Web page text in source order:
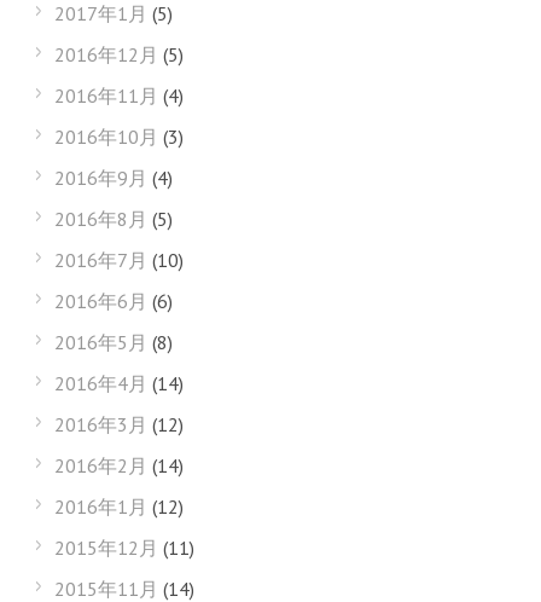
2017年1月 (5)
2016年12月 (5)
2016年11月 (4)
2016年10月 (3)
2016年9月 (4)
2016年8月 (5)
2016年7月 (10)
2016年6月 (6)
2016年5月 (8)
2016年4月 (14)
2016年3月 (12)
2016年2月 (14)
2016年1月 (12)
2015年12月 (11)
2015年11月 (14)